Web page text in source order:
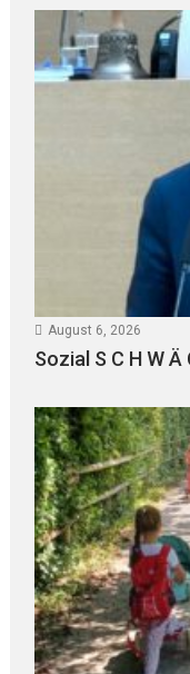
August 6, 2026
Sozial S C H W